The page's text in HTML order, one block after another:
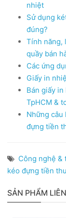
nhiệt
Sử dụng
đúng?
Tính năng,
quầy bán
Các ứng
Giấy in
Bán giấy
TpHCM &
Những
đựng tiền
Công nghệ &
kéo đựng tiền
SẢN PHẨM